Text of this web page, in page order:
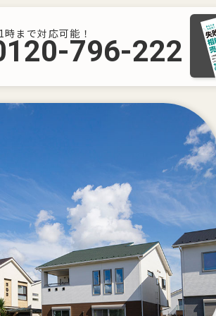
時まで対応可能！
796-222